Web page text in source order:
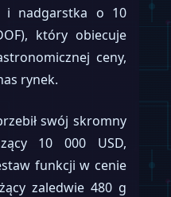
i nadgarstka o 10
który obiecuje
ceny,
rynek.
swój skromny
10 000 USD,
funkcji w cenie
zaledwie 480 g